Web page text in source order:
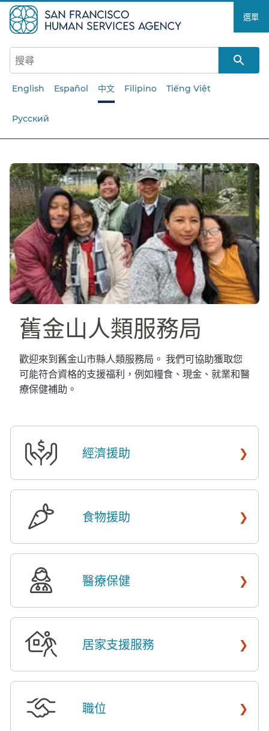
至
主
要
選單​​
English Español 中文 Filipino Tiếng Việt
Русский
舊金山人類服務局​​
歡迎來到舊金山市縣人類服務局。 我們可協助獲取您
可能符合資格的支援福利，例如糧食、現金、就業和醫
療保健補助。​​
經濟援助 ›
食物援助 ›
醫療保健 ›
居家支援服務 ›
職位 ›